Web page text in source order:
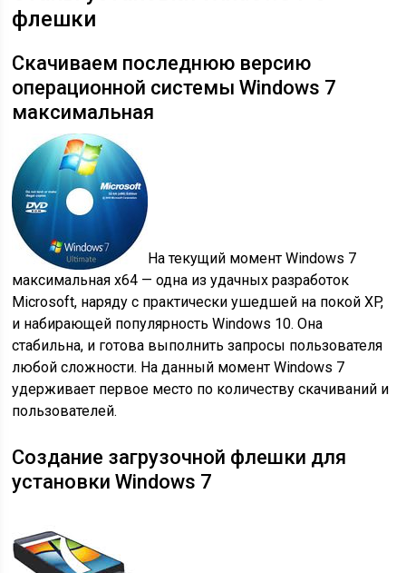
флешки
Скачиваем последнюю версию
операционной системы Windows 7
максимальная
На текущий момент Windows 7
максимальная x64 — одна из удачных разработок
Microsoft, наряду с практически ушедшей на покой XP,
и набирающей популярность Windows 10. Она
стабильна, и готова выполнить запросы пользователя
любой сложности. На данный момент Windows 7
удерживает первое место по количеству скачиваний и
пользователей.
Создание загрузочной флешки для
установки Windows 7